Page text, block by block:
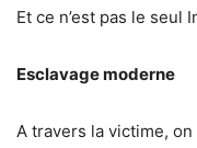
Et ce n’est pas le
Esclavage moderne
A travers la victime,